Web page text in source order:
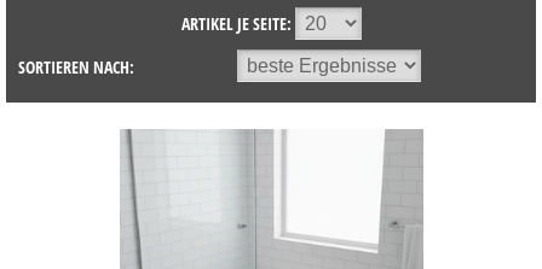
ARTIKEL JE SEITE:
SORTIEREN NACH: